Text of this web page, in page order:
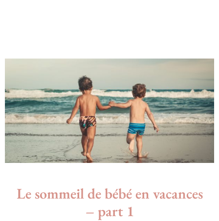
Le sommeil de bébé en vacances
– part 1